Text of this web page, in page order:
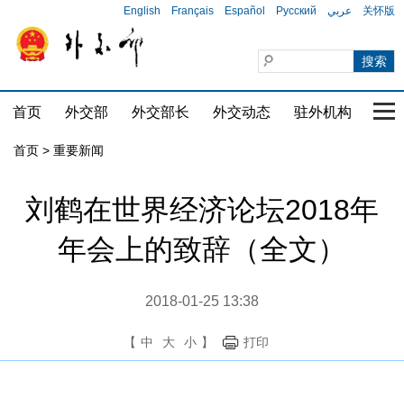
English Français Español Русский عربي 关怀版
首页 外交部 外交部长 外交动态 驻外机构 国
首页 > 重要新闻
刘鹤在世界经济论坛2018年
年会上的致辞（全文）
2018-01-25 13:38
【 中 大 小 】 打印